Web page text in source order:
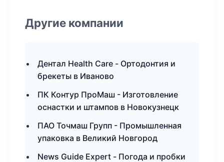
Другие компании
Дентал Health Care - Ортодонтия и
брекеты в Иваново
ПК Контур ПроМаш - Изготовление
оснастки и штампов в Новокузнецк
ПАО Точмаш Групп - Промышленная
упаковка в Великий Новгород
News Guide Expert - Погода и пробки